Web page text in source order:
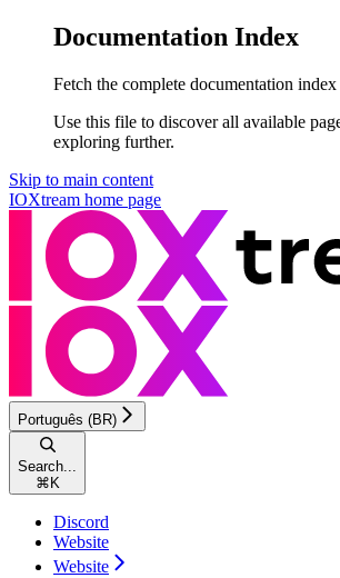
Documentation Index
Fetch the complete documentation index
Use this file to discover all available
exploring further.
Skip to main content
IOXtream home page
Português (BR)
Search...
⌘ K
Discord
Website
Website